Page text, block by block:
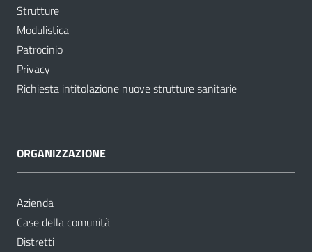
Strutture
Modulistica
Patrocinio
Privacy
Richiesta intitolazione nuove strutture sanitarie
ORGANIZZAZIONE
Azienda
Case della comunità
Distretti